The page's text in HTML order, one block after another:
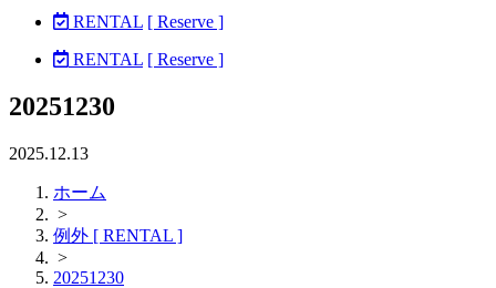
RENTAL [ Reserve ]
RENTAL [ Reserve ]
20251230
2025.12.13
ホーム
>
例外 [ RENTAL ]
>
20251230